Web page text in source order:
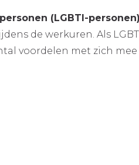
(LGBTI-
de werkuren. Als
voordelen met zich mee